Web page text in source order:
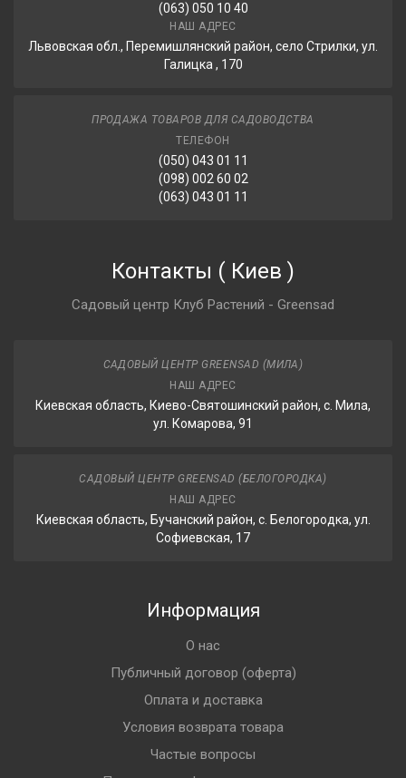
(063) 050 10 40
НАШ АДРЕС
Львовская обл., Перемишлянский район, село Стрилки, ул.
Галицка , 170
ПРОДАЖА ТОВАРОВ ДЛЯ САДОВОДСТВА
ТЕЛЕФОН
(050) 043 01 11
(098) 002 60 02
(063) 043 01 11
Контакты ( Киев )
Садовый центр Клуб Растений - Greensad
САДОВЫЙ ЦЕНТР GREENSAD (МИЛА)
НАШ АДРЕС
Киевская область, Киево-Святошинский район, с. Мила,
ул. Комарова, 91
САДОВЫЙ ЦЕНТР GREENSAD (БЕЛОГОРОДКА)
НАШ АДРЕС
Киевская область, Бучанский район, с. Белогородка, ул.
Софиевская, 17
Информация
О нас
Публичный договор (оферта)
Оплата и доставка
Условия возврата товара
Частые вопросы